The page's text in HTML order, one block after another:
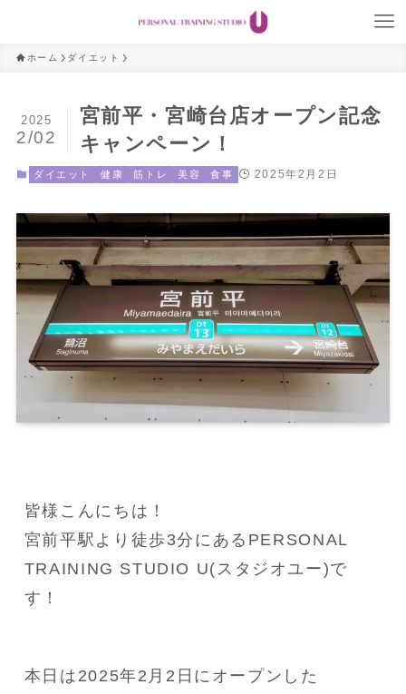
ホーム ダイエット
宮前平・宮崎台店オープン記念
キャンペーン！
2025
2/02
ダイエット 健康 筋トレ 美容 食事 2025年2月2日
皆様こんにちは！
宮前平駅より徒歩3分にあるPERSONAL
TRAINING STUDIO U(スタジオユー)で
す！
本日は2025年2月2日にオープンした